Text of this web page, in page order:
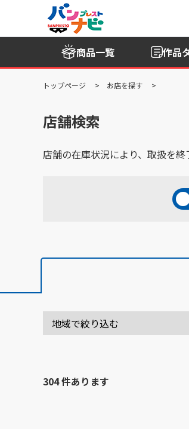
商品一覧 作品
トップページ お店を探す
店舗検索
店舗の在庫状況により、取扱を
304 件あります